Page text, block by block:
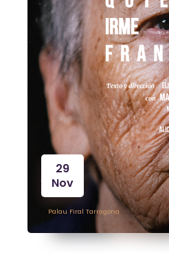
29
Nov
Palau Firal Tarragona